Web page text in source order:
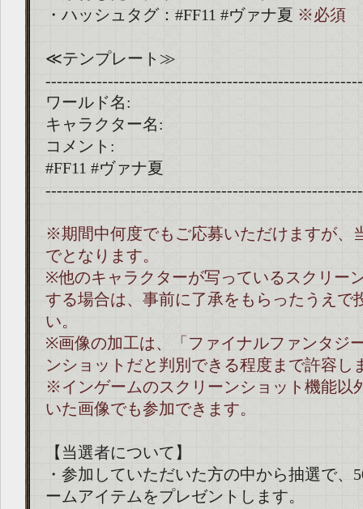
・ハッシュタグ：#FF11 #ヴァナ夏 ※必須
≪テンプレート≫
ワールド名:
キャラクター名:
コメント:
#FF11 #ヴァナ夏
※期間中何度でもご応募いただけますが、
でとなります。
※他のキャラクターが写っているスクリー
する場合は、事前に了承をもらったうえで
い。
※画像の加工は、「ファイナルファンタジ
ンショットだと判別できる程度まで許容し
※インゲームのスクリーンショット機能以
いた画像でも参加できます。
【当選者について】
・参加していただいた方の中から抽選で、
ームアイテムをプレゼントします。